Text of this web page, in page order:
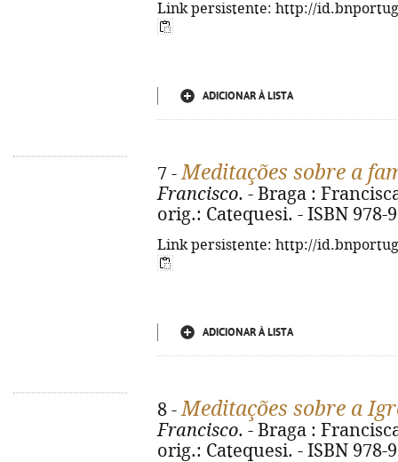
Link persistente: http://
ADICIONAR À LISTA
7 -Meditações sobre a
Francisco. - Braga :
orig.: Catequesi. - ISBN 978-
Link persistente: http://
ADICIONAR À LISTA
8 -Meditações sobre a
Francisco. - Braga :
orig.: Catequesi. - ISBN 978-